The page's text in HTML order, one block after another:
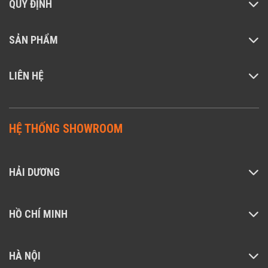
QUY ĐỊNH
SẢN PHẨM
LIÊN HỆ
HỆ THỐNG SHOWROOM
HẢI DƯƠNG
HỒ CHÍ MINH
HÀ NỘI